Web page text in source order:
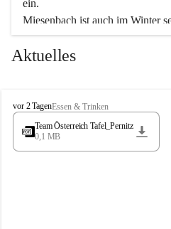
ein.
Miesenbach ist auch im Winter
Eisstockschießen gibt es auf
wunderschöne
vielfältige Angebot unserer
Überzeugen Sie sich selbst,
in den
Wir kennen Miesenbach als
Tradition und Innovation
Aktuelles
M
i
s
vor 2 TagenEssen & Trinken
Team Österreich Tafel_Pernitz
0,1 MB